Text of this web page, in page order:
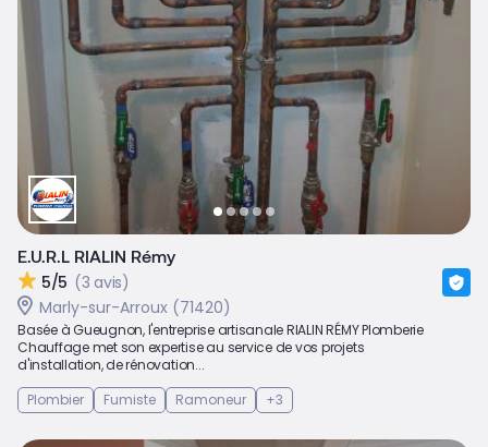
E.U.R.L RIALIN Rémy
5/5 (3 avis)
Marly-sur-Arroux (71420)
Basée à Gueugnon, l'entreprise artisanale RIALIN RÉMY Plomberie
Chauffage met son expertise au service de vos projets
d'installation, de rénovation...
Plombier
Fumiste Ramoneur +3